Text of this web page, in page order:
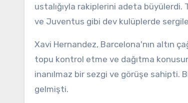
ustalığıyla rakiplerini adeta büyülerdi.
ve Juventus gibi dev kulüplerde
Xavi Hernandez, Barcelona'nın altın
topu kontrol etme ve dağıtma
inanılmaz bir sezgi ve görüşe sahipti.
gelmişti.